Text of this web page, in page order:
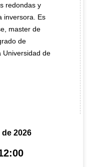
redondas y
inversora. Es
master de
de
Universidad de
2026